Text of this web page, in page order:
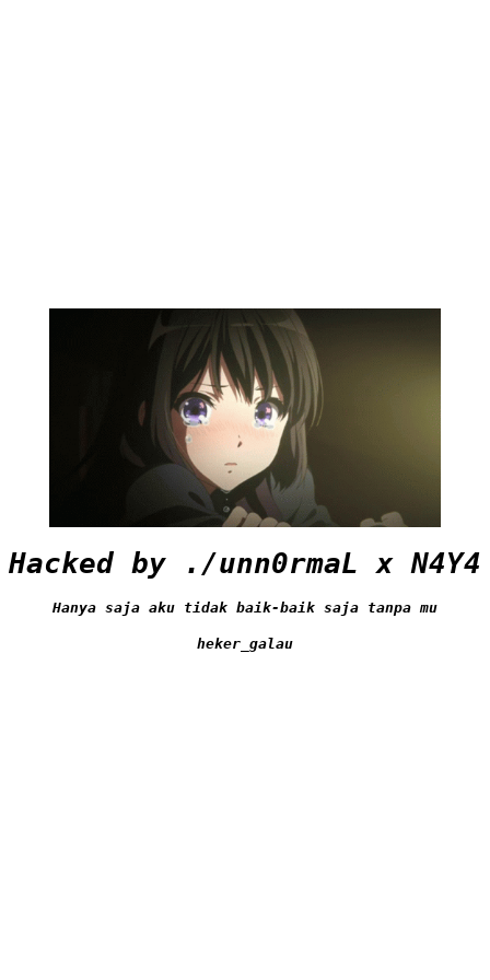
Hacked by ./unn0rmaL x N4Y4
Hanya saja aku tidak baik-baik saja tanpa mu
heker_galau